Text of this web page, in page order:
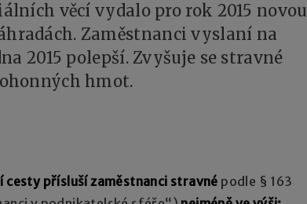
věcí vydalo pro rok 2015 novou
Zaměstnanci vyslaní na
2015 polepší. Zvyšuje se stravné
hmot.
cesty přísluší zaměstnanci stravné podle § 163